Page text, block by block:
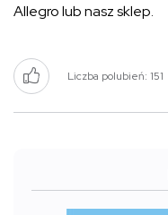
Allegro lub nasz sklep.
Liczba polubień: 151